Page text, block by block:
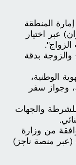
المنطقة
عبر اختيار
والزوجة بدقة
الوطنية،
وجواز سفر
للشرطة والجهات
من وزارة
(عبر منصة ناجز)